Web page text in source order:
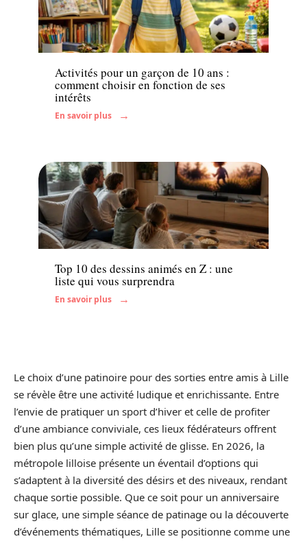
Famille
Activités pour un garçon de 10 ans :
comment choisir en fonction de ses
intérêts
En savoir plus
Famille
Top 10 des dessins animés en Z : une
liste qui vous surprendra
En savoir plus
Le choix d’une patinoire pour des sorties entre amis à Lille
se révèle être une activité ludique et enrichissante. Entre
l’envie de pratiquer un sport d’hiver et celle de profiter
d’une ambiance conviviale, ces lieux fédérateurs offrent
bien plus qu’une simple activité de glisse. En 2026, la
métropole lilloise présente un éventail d’options qui
s’adaptent à la diversité des désirs et des niveaux, rendant
chaque sortie possible. Que ce soit pour un anniversaire
sur glace, une simple séance de patinage ou la découverte
d’événements thématiques, Lille se positionne comme une